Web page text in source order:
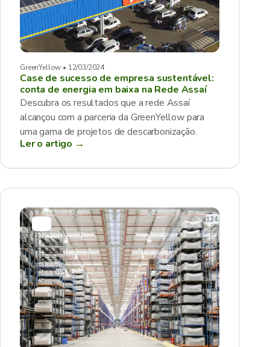
GreenYellow • 12/03/2024
Case de sucesso de empresa sustentável:
conta de energia em baixa na Rede Assaí
Descubra os resultados que a rede Assaí
alcançou com a parceria da GreenYellow para
uma gama de projetos de descarbonização.
Ler o artigo →